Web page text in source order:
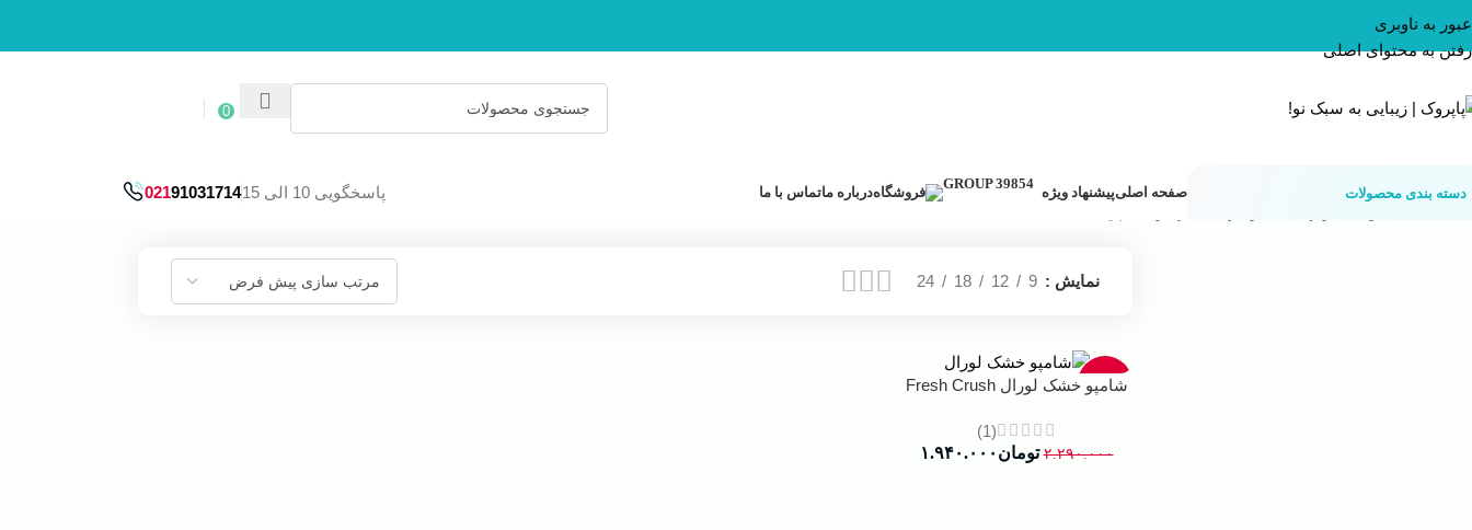
عبور به ناوبری
رفتن به محتوای اصلی
0
دسته بندی محصولات صفحه اصلیپیشنهاد ویژه فروشگاهدرباره ماتماس با ما پاسخگویی 10 الی 15 02191031714
نمایش 9
12
18
24
-15%
شامپو خشک لورال Fresh Crush
(1)
۲.۲۹۰.۰۰۰ تومان ۱.۹۴۰.۰۰۰